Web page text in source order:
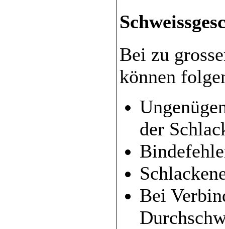
Bei zu
können
der
Bei